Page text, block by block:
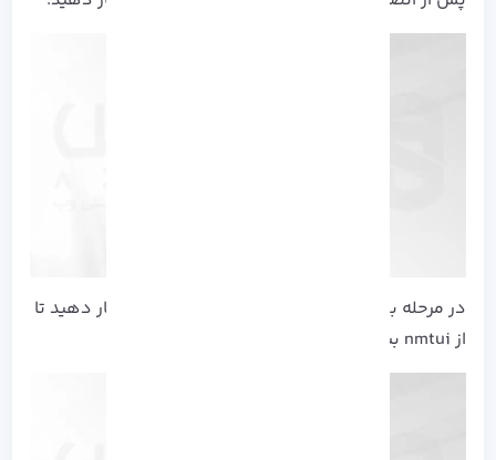
در مرحله بعدی Quit را انتخاب کنید و Enter را فشار دهید تا
از nmtui بیرون بیاید: